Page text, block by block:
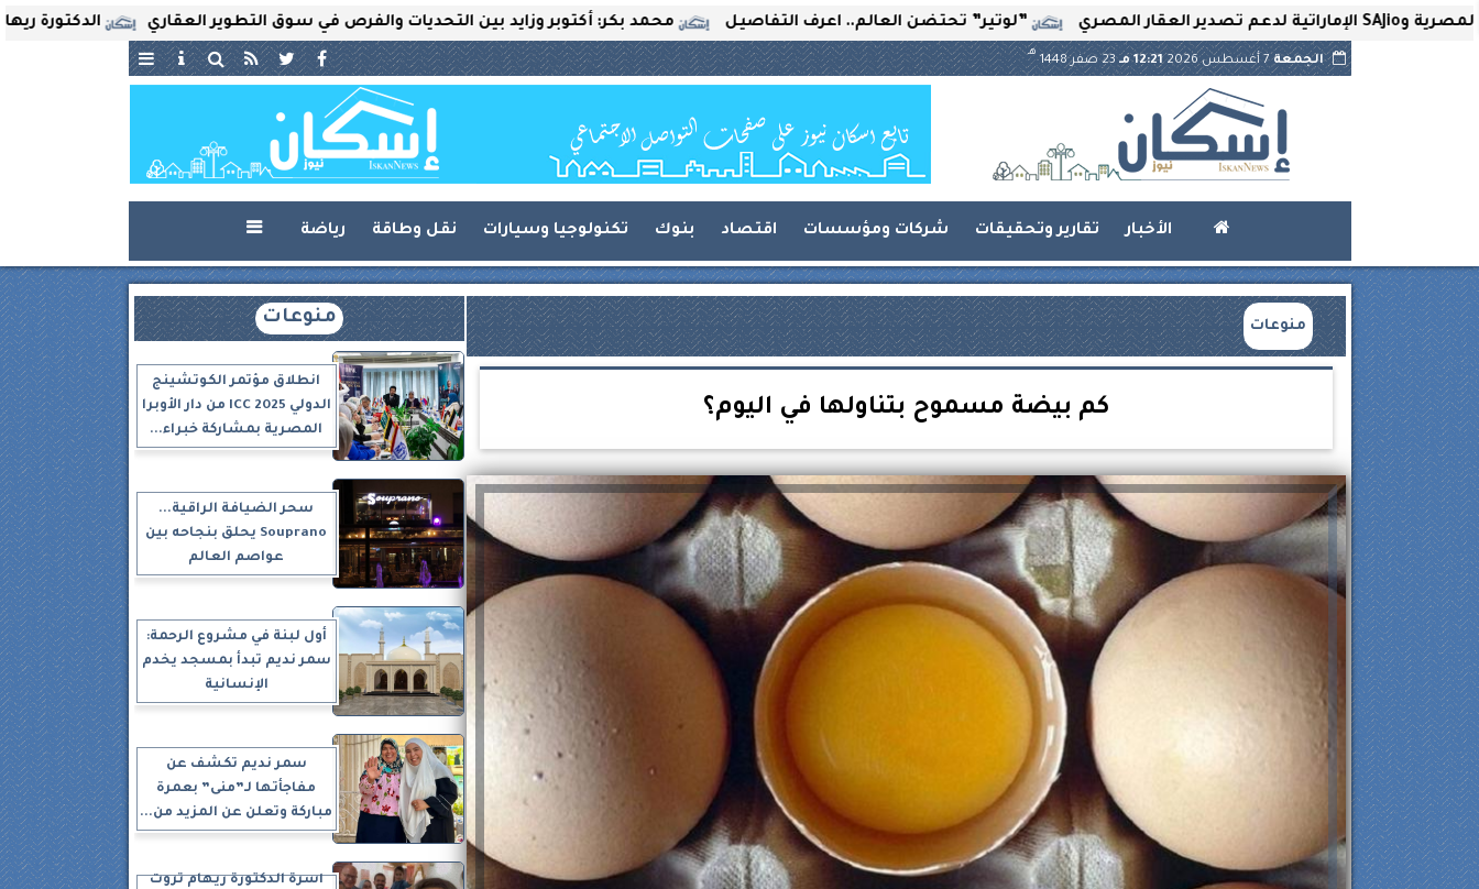
الدكتورة ريهام ثروت محمد بكر: أكتوبر وزايد بين التحديات والفرص في سوق التطوير العقاري ”لوتير” تحتضن العالم.. اعرف التفاصيل
الجمعة7 أغسطس 2026 12:21 مـ 23 صفر 1448
هـ
الأخبار تقارير وتحقيقات شركات ومؤسسات اقتصاد بنوك تكنولوجيا وسيارات نقل وطاقة رياضة 
منوعات
كم بيضة مسموح بتناولها في اليوم؟
منوعات
انطلاق مؤتمر الكوتشينج
الدولي ICC 2025 من دار الأوبرا
المصرية بمشاركة خبراء...
سحر الضيافة الراقية...
Souprano يحلق بنجاحه بين
عواصم العالم
أول لبنة في مشروع الرحمة:
سمر نديم تبدأ بمسجد يخدم
الإنسانية
سمر نديم تكشف عن
مفاجأتها لـ”منى” بعمرة
مباركة وتعلن عن المزيد من...
أسرة الدكتورة ريهام ثروت